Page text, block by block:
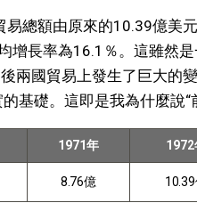
總額由原來的10.39億美
增長率為16.1％。這雖然
兩國貿易上發生了巨大的
基礎。這即是我為什麼說“
1971年 1972
8.76億